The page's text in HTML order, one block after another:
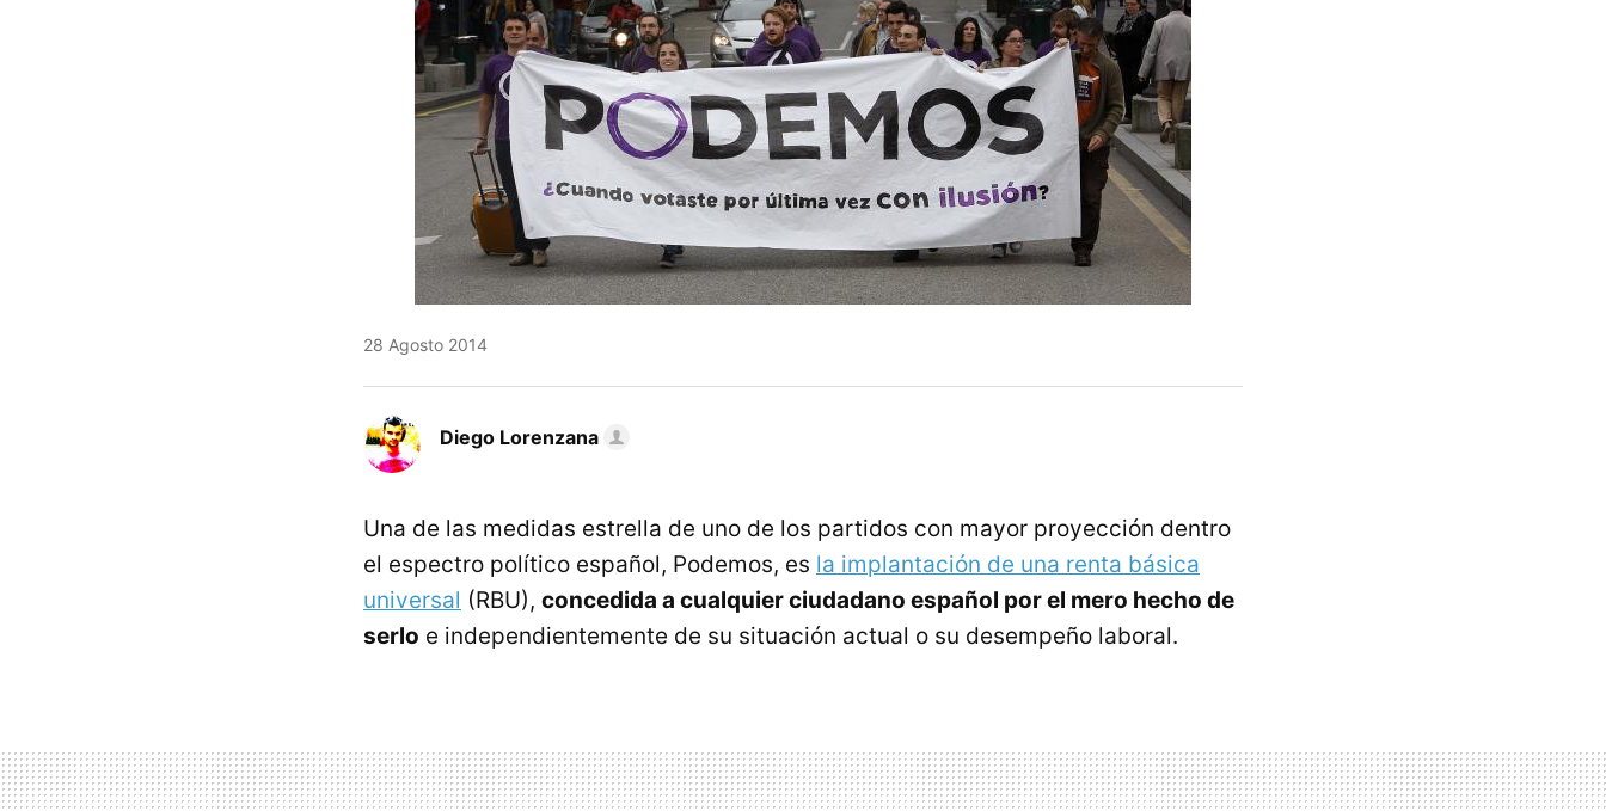
28 Agosto 2014
Diego Lorenzana
Una de las medidas estrella de uno de los partidos con mayor proyección dentro
el espectro político español, Podemos, es la implantación de una renta básica
universal (RBU), concedida a cualquier ciudadano español por el mero hecho de
serlo e independientemente de su situación actual o su desempeño laboral.